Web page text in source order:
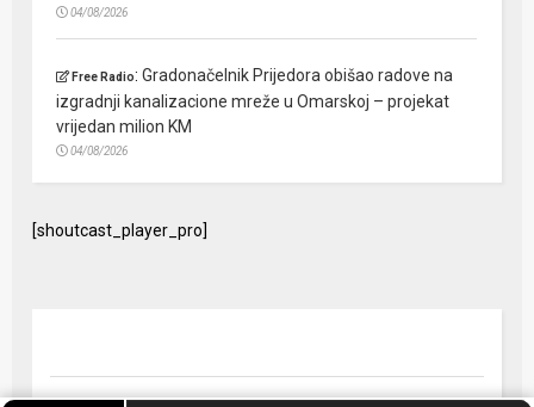
04/08/2026
Free Radio:Gradonačelnik Prijedora obišao radove na
izgradnji kanalizacione mreže u Omarskoj – projekat
vrijedan milion KM
04/08/2026
[shoutcast_player_pro]